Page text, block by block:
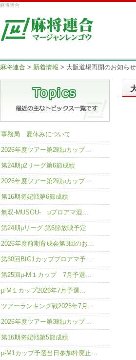
麻将連合
麻将連合 > 新着情報 > 大阪道場再開のお知らせ
事務局 夏休みについて
2026年度ツアー第2戦μカップ…
第24期μ2リーグ第6節成績
2026年度ツアー第2戦μカップ…
第16期将妃戦第6節成績
無双-MUSOU- μプロアマ混…
第24期μリーグ 第6節放映予定
2026年度前期育成会第3回のお…
第30回BIG1カッププロアマ予…
第25回μ-M１カップ 7月予選…
μ-M１カップ2026年7月予選…
ツアーランキング戦2026年7月…
2026年度ツアー第3戦μカップ…
第16期将妃戦第5節成績
μ-M1カップ予選当日参加枠廃止…